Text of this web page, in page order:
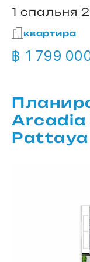
1 спальня
квартира
฿ 1 799
Arcadia
Pattaya